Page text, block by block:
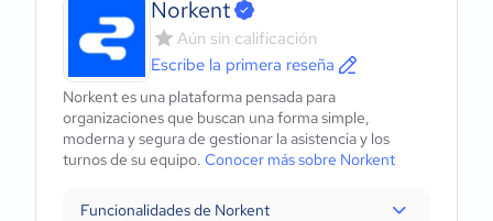
Norkent
Aún sin calificación
Escribe la primera reseña
Norkent es una plataforma pensada para
organizaciones que buscan una forma simple,
moderna y segura de gestionar la asistencia y los
turnos de su equipo. Conocer más sobre Norkent
Funcionalidades de Norkent